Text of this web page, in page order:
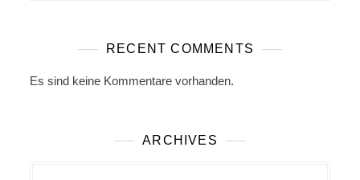
RECENT COMMENTS
Es sind keine Kommentare vorhanden.
ARCHIVES